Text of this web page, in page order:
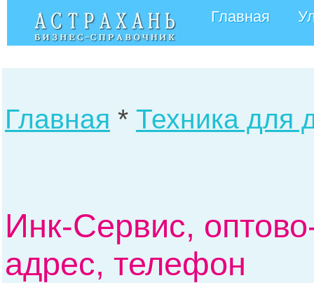
Главная
Главная * Техника для
Инк-Сервис,
адрес, телефон